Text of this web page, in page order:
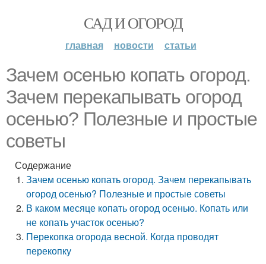
САД И ОГОРОД
главная новости статьи
Зачем осенью копать огород.
Зачем перекапывать огород
осенью? Полезные и простые
советы
Содержание
Зачем осенью копать огород. Зачем перекапывать
огород осенью? Полезные и простые советы
В каком месяце копать огород осенью. Копать или
не копать участок осенью?
Перекопка огорода весной. Когда проводят
перекопку